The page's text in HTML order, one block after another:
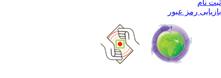
نام
رمز عبور